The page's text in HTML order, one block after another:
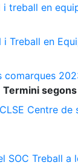
i treball en
Treball en
comarques
Centre
SOC Treball a